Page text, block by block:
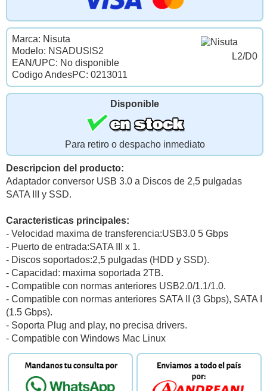
L2/D0
Marca: Nisuta
Modelo: NSADUSIS2
EAN/UPC: No disponible
Codigo AndesPC: 0213011
Disponible
Para retiro o despacho inmediato
Descripcion del producto:
Adaptador conversor USB 3.0 a Discos de 2,5 pulgadas
SATA III y SSD.
Caracteristicas principales:
- Velocidad maxima de transferencia:USB3.0 5 Gbps
- Puerto de entrada:SATA III x 1.
- Discos soportados:2,5 pulgadas (HDD y SSD).
- Capacidad: maxima soportada 2TB.
- Compatible con normas anteriores USB2.0/1.1/1.0.
- Compatible con normas anteriores SATA II (3 Gbps), SATA I
(1.5 Gbps).
- Soporta Plug and play, no precisa drivers.
- Compatible con Windows Mac Linux